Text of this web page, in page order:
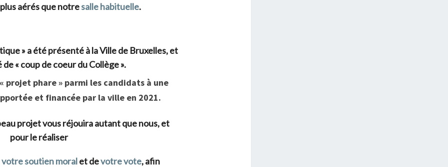
aérés que notresalle habituelle.
» a été présenté à la Ville de Bruxelles, et
« coup de coeur du Collège ».
projet phare » parmi les candidats à une
et financée par la ville en 2021.
projet vous réjouira autant que nous, et
pour le réaliser
votre soutien moralet devotre vote, afin